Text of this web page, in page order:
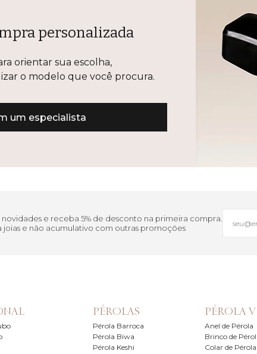
personalizada
orientar sua escolha,
o modelo que você procura.
um especialista
e receba 5% de desconto na primeira compra.
joias e não acumulativo com outras promoções
PÉROLAS
Pérola Barroca
Pérola Biwa
Pérola Keshi
PÉROLA
Anel de Pérola
Brinco de
Colar de Pérola